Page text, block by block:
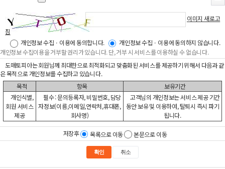
이미지 새로고
침
개인정보 수집ㆍ이용에 동의합니다.
개인정보 수집ㆍ이용에 동의하지 않습니다.
개인정보 수집이용을 거부할 권리가 있습니다. 단, 거부 시 서비스를 이용하실 수 없습니다.
도매토피아는 회원님께 최대한으로 최적화되고 맞춤화된 서비스를 제공하기 위해서 다음과 같
은 목적으로 개인정보를 수집하고 있습니다.
목적
항목
보유기간
개인식별,
회원 서비스
제공
필수 : 문의등록자, 비밀번호, 담당
자정보(이름,이메일,연락처,휴대폰,
회사명)
고객님의 개인정보는 서비스 제공 기간
동안 보유 및 이용하여, 탈퇴시 즉시 파기
됩니다.
저장후 목록으로 이동 본문으로 이동
확인 취소